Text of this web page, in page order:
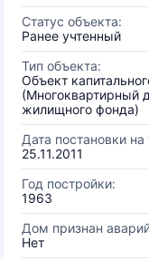
Статус объекта:
Ранее учтенный
Тип объекта:
Объект
(Многоквартирный
жилищного фонда)
Дата постановки на
25.11.2011
Год постройки:
1963
Дом признан
Нет